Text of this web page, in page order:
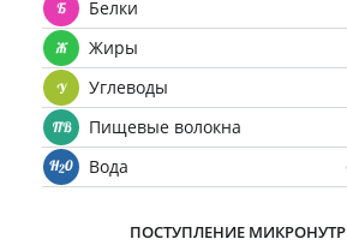
Белки
Жиры
Углеводы
Пищевые волокна
Вода
ПОСТУПЛЕНИЕ